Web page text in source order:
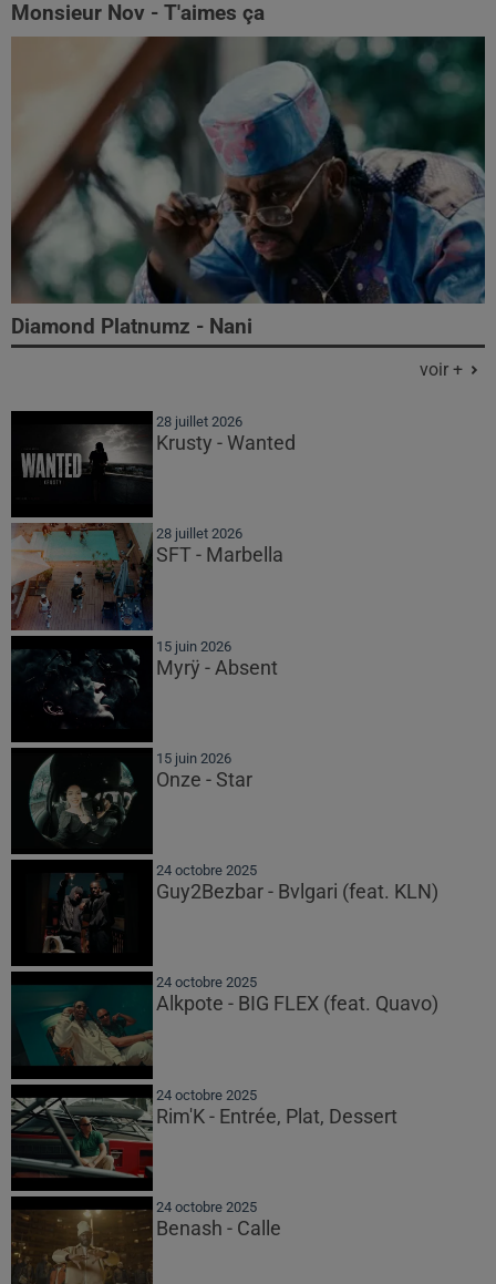
Monsieur Nov - T'aimes ça
Diamond Platnumz - Nani
voir +
28 juillet 2026
Krusty - Wanted
28 juillet 2026
SFT - Marbella
15 juin 2026
Myrÿ - Absent
15 juin 2026
Onze - Star
24 octobre 2025
Guy2Bezbar - Bvlgari (feat. KLN)
24 octobre 2025
Alkpote - BIG FLEX (feat. Quavo)
24 octobre 2025
Rim'K - Entrée, Plat, Dessert
24 octobre 2025
Benash - Calle